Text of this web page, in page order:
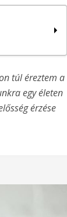
túl éreztem a
egy életen
érzése